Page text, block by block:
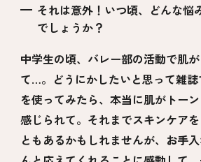
それは意外！いつ頃、どんな悩
でしょうか？
中学生の頃、バレー部の活動で肌
て…。どうにかしたいと思って雑誌
を使ってみたら、本当に肌がトー
感じられて。それまでスキンケア
ともあるかもしれませんが、お手